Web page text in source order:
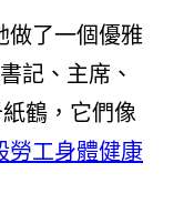
做了一個優雅
記、主席、
鶴，它們像
勞工身體健康